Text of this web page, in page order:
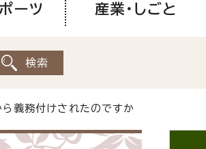
ーツ 産業・しごと
義務付けされたのですか